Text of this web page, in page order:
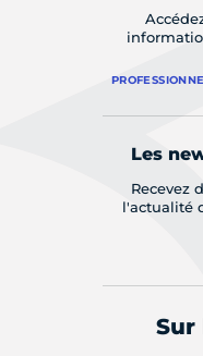
Les
Recevez
l'actualité
Sur